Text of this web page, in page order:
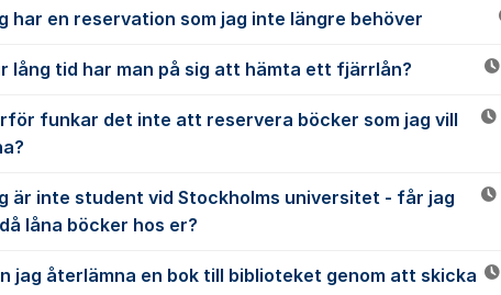
har en reservation som jag inte längre behöver
lång tid har man på sig att hämta ett fjärrlån?
funkar det inte att reservera böcker som jag vill
är inte student vid Stockholms universitet - får jag
låna böcker hos er?
jag återlämna en bok till biblioteket genom att skicka